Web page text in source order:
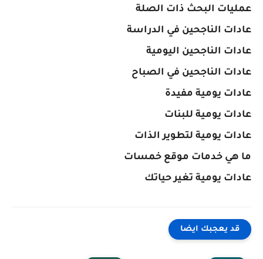
عمليات البحث ذات الصلة
عادات الناجحين في الدراسة
عادات الناجحين اليومية
عادات الناجحين في الصباح
عادات يومية مفيدة
عادات يومية للبنات
عادات يومية لتطوير الذات
ما هي خدمات موقع خمسات
عادات يومية تغير حياتك
قد يعجبك ايضا